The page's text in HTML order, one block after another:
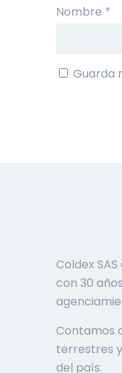
Nombre *
Guarda
Coldex
con 30
Contamos
terrestres
del país.